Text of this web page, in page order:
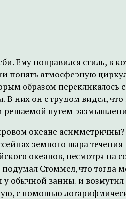
Ему понравился стиль, в
понять атмосферную
образом
них он с трудом видел,
решаемой путем
океане
земного шара
океанов, несмотря на
Стоммел, что тогда
обычной ванны, и возмутил
с помощью